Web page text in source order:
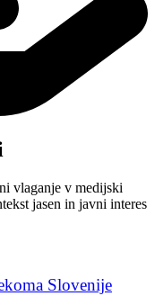
vlaganje v medijski
jasen in javni interes
Slovenije